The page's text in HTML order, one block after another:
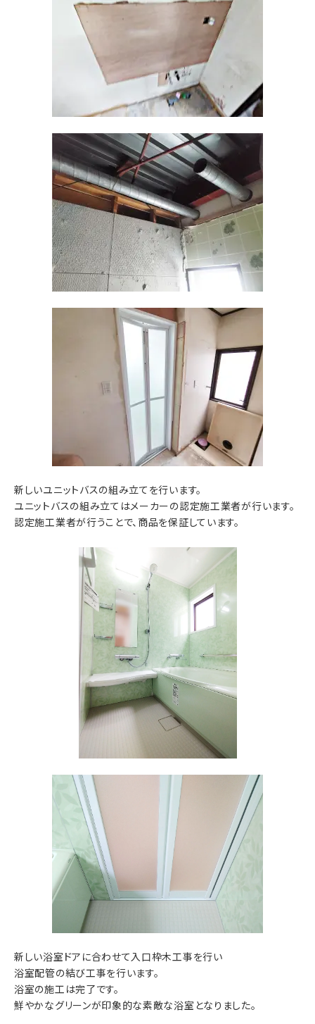
新しいユニットバスの組み立てを行います。
ユニットバスの組み立てはメーカーの認定施工業者が行います。
認定施工業者が行うことで、商品を保証しています。
新しい浴室ドアに合わせて入口枠木工事を行い
浴室配管の結び工事を行います。
浴室の施工は完了です。
鮮やかなグリーンが印象的な素敵な浴室となりました。